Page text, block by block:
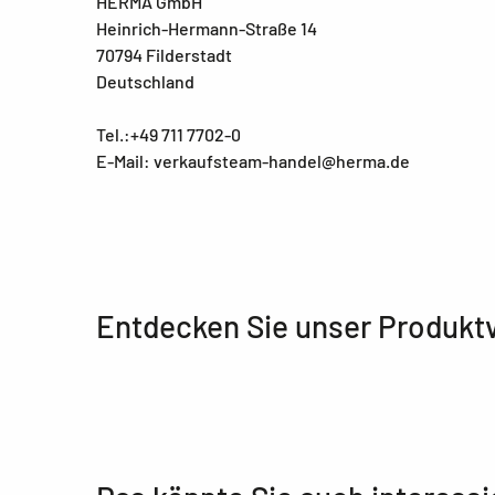
Heinrich-Hermann-Straße 14
70794 Filderstadt
Deutschland
Tel.:+49 711 7702-0
E-Mail: verkaufsteam-handel@herma.de
Entdecken Sie unser